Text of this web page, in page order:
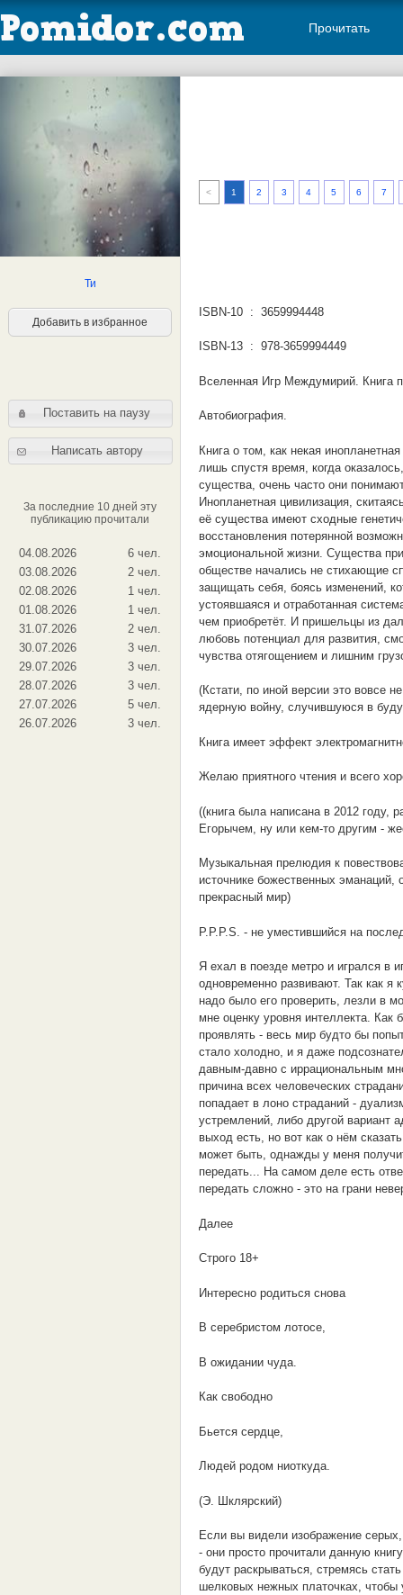
Прочитать
Ти
Добавить в избранное
Поставить на паузу
Написать автору
За последние 10 дней эту
публикацию прочитали
04.08.2026
6 чел.
03.08.2026
2 чел.
02.08.2026
1 чел.
01.08.2026
1 чел.
31.07.2026
2 чел.
30.07.2026
3 чел.
29.07.2026
3 чел.
28.07.2026
3 чел.
27.07.2026
5 чел.
26.07.2026
3 чел.
< 1 2 3 4 5 6 7
ISBN-10 ‏ : ‎ 3659994448
ISBN-13 ‏ : ‎ 978-3659994449
Вселенная Игр Междумирий. Книга
Автобиография.
Книга о том, как некая
лишь спустя время, когда
существа, очень часто они
Инопланетная цивилизация,
её существа имеют сходные
восстановления потерянной
эмоциональной жизни. Существа
обществе начались не стихающие
защищать себя, боясь изменений,
устоявшаяся и отработанная
чем приобретёт. И пришельцы из
любовь потенциал для развития,
чувства отягощением и лишним
(Кстати, по иной версии это вовсе
ядерную войну, случившуюся в
Книга имеет эффект
Желаю приятного чтения и всего
((книга была написана в 2012 году,
Егорычем, ну или кем-то другим -
Музыкальная прелюдия к
источнике божественных
прекрасный мир)
P.P.P.S. - не уместившийся на
Я ехал в поезде метро и игрался в
одновременно развивают. Так как я
надо было его проверить, лезли в
мне оценку уровня интеллекта. Как
проявлять - весь мир будто бы
стало холодно, и я даже
давным-давно с иррациональным
причина всех человеческих
попадает в лоно страданий -
устремлений, либо другой вариант
выход есть, но вот как о нём
может быть, однажды у меня
передать... На самом деле есть
передать сложно - это на грани
Далее
Строго 18+
Интересно родиться снова
В серебристом лотосе,
В ожидании чуда.
Как свободно
Бьется сердце,
Людей родом ниоткуда.
(Э. Шклярский)
Если вы видели изображение
- они просто прочитали данную
будут раскрываться, стремясь
шелковых нежных платочках, чтобы